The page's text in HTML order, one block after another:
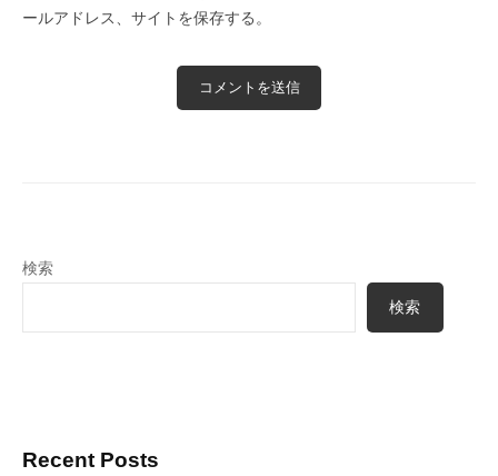
ールアドレス、サイトを保存する。
検索
検索
Recent Posts